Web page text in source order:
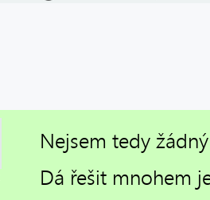
Nejsem tedy
Dá řešit mnohem